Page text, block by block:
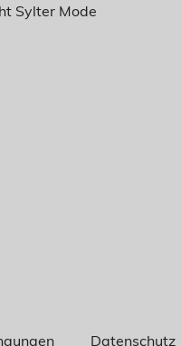
Datenschutz
Sylter Mode